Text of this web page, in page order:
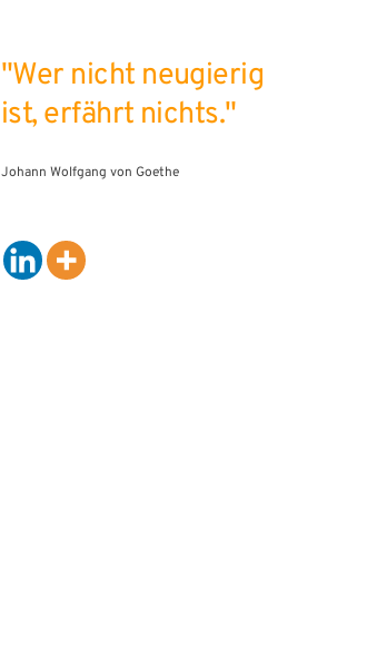
"Wer nicht neugierig
ist, erfährt nichts."
Johann Wolfgang von Goethe